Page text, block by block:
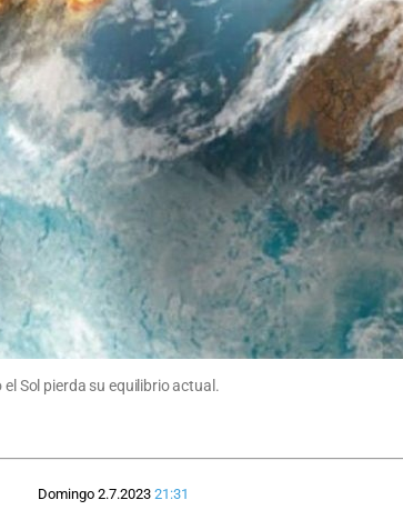
Sol pierda su equilibrio actual.
Domingo 2.7.2023 21:31